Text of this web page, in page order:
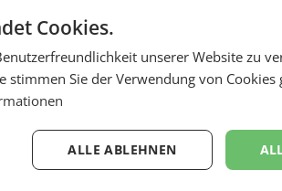
MARKETING & MEDIA
Cookies.
unserer Website zu
stimmen Sie der Verwendung von Cookies
ALLE ABLEHNEN